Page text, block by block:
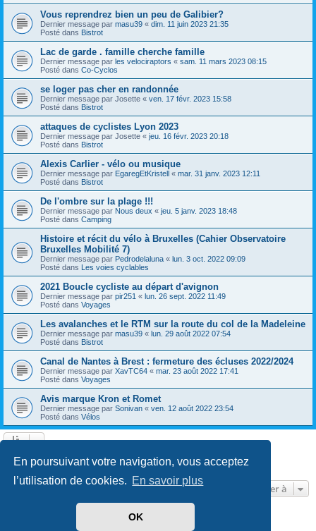
En poursuivant votre navigation, vous acceptez
l’utilisation de cookies. En savoir plus
OK
Vous reprendrez bien un peu de Galibier?
Dernier message par masu39 « dim. 11 juin 2023 21:35
Posté dans Bistrot
Lac de garde . famille cherche famille
Dernier message par les velociraptors « sam. 11 mars 2023 08:15
Posté dans Co-Cyclos
se loger pas cher en randonnée
Dernier message par Josette « ven. 17 févr. 2023 15:58
Posté dans Bistrot
attaques de cyclistes Lyon 2023
Dernier message par Josette « jeu. 16 févr. 2023 20:18
Posté dans Bistrot
Alexis Carlier - vélo ou musique
Dernier message par EgaregEtKristell « mar. 31 janv. 2023 12:11
Posté dans Bistrot
De l'ombre sur la plage !!!
Dernier message par Nous deux « jeu. 5 janv. 2023 18:48
Posté dans Camping
Histoire et récit du vélo à Bruxelles (Cahier Observatoire
Bruxelles Mobilité 7)
Dernier message par Pedrodelaluna « lun. 3 oct. 2022 09:09
Posté dans Les voies cyclables
2021 Boucle cycliste au départ d'avignon
Dernier message par pir251 « lun. 26 sept. 2022 11:49
Posté dans Voyages
Les avalanches et le RTM sur la route du col de la Madeleine
Dernier message par masu39 « lun. 29 août 2022 07:54
Posté dans Bistrot
Canal de Nantes à Brest : fermeture des écluses 2022/2024
Dernier message par XavTC64 « mar. 23 août 2022 17:41
Posté dans Voyages
Avis marque Kron et Romet
Dernier message par Sonivan « ven. 12 août 2022 23:54
Posté dans Vélos
602 résultats trouvés Page1sur13
1 2 3 4 5 … 13
Aller à
phpBB ® Forum Software © phpBB Limited
phpBB-fr.com